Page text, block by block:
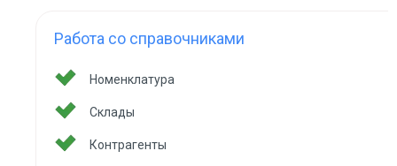
Работа со справочниками
Номенклатура
Склады
Контрагенты